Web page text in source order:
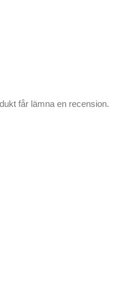
får lämna en recension.